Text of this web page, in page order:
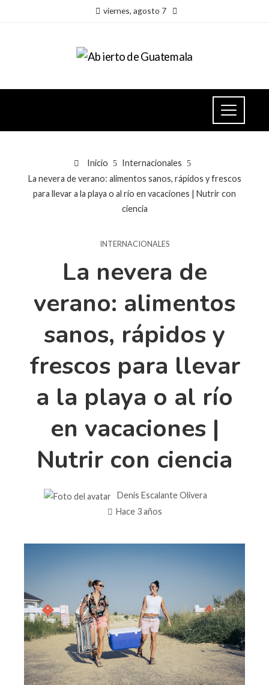
viernes, agosto 7
Inicio
Internacionales
La nevera de verano: alimentos sanos, rápidos y frescos
para llevar a la playa o al río en vacaciones | Nutrir con
ciencia
INTERNACIONALES
La nevera de
verano: alimentos
sanos, rápidos y
frescos para llevar
a la playa o al río
en vacaciones |
Nutrir con ciencia
Denis Escalante Olivera
Hace 3 años